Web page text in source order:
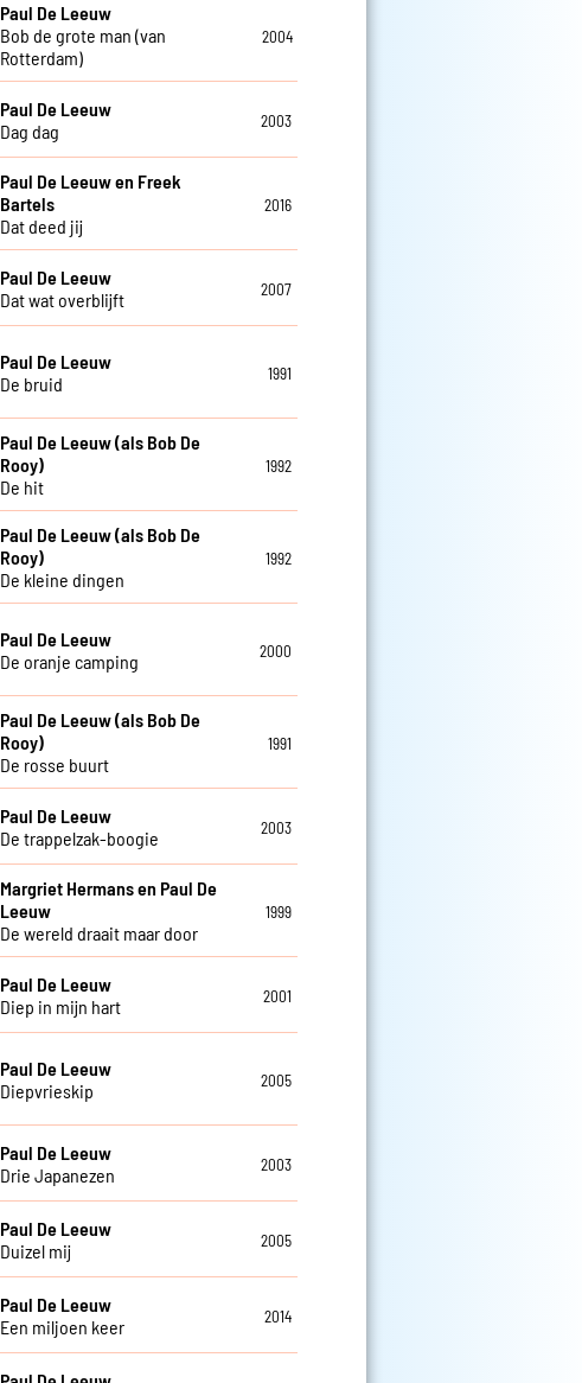
Paul De Leeuw
Bob de grote man (van
Rotterdam)
2004
Paul De Leeuw
Dag dag
2003
Paul De Leeuw en Freek
Bartels
Dat deed jij
2016
Paul De Leeuw
Dat wat overblijft
2007
Paul De Leeuw
De bruid
1991
Paul De Leeuw (als Bob De
Rooy)
De hit
1992
Paul De Leeuw (als Bob De
Rooy)
De kleine dingen
1992
Paul De Leeuw
De oranje camping
2000
Paul De Leeuw (als Bob De
Rooy)
De rosse buurt
1991
Paul De Leeuw
De trappelzak-boogie
2003
Margriet Hermans en Paul De
Leeuw
De wereld draait maar door
1999
Paul De Leeuw
Diep in mijn hart
2001
Paul De Leeuw
Diepvrieskip
2005
Paul De Leeuw
Drie Japanezen
2003
Paul De Leeuw
Duizel mij
2005
Paul De Leeuw
Een miljoen keer
2014